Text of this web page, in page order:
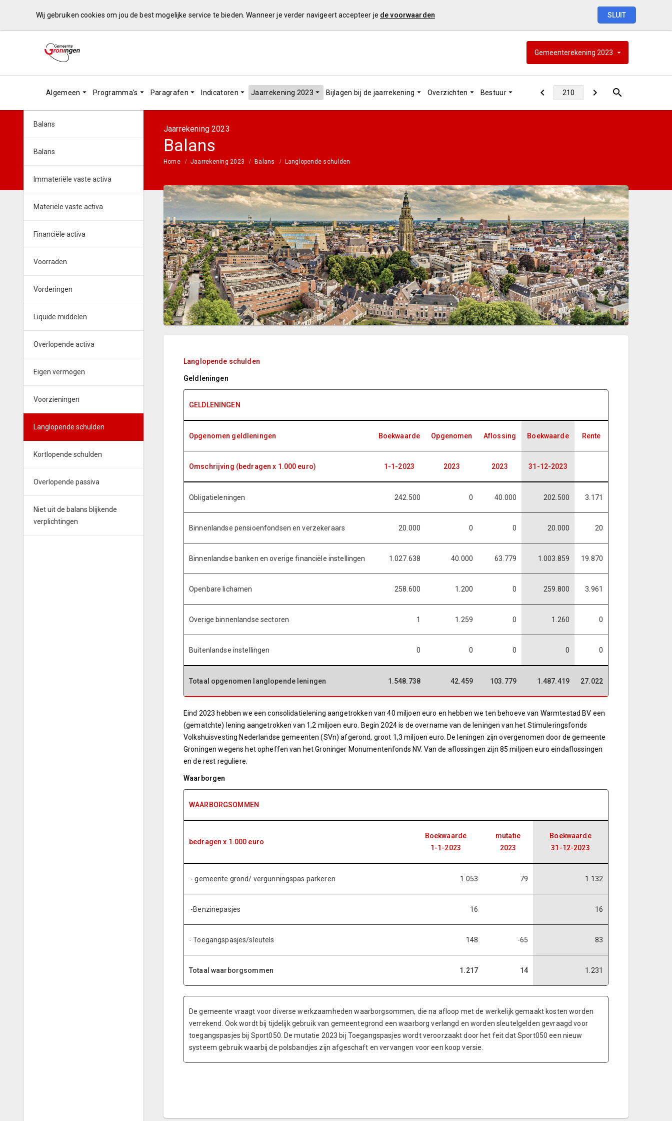
Wij gebruiken cookies om jou de best mogelijke service te bieden. Wanneer je verder navigeert accepteer je de voorwaarden SLUIT
Gemeenterekening 2023
Algemeen Programma's Paragrafen Indicatoren Jaarrekening 2023 Bijlagen bij de jaarrekening Overzichten Bestuur
Jaarrekening 2023
Balans
Home Jaarrekening 2023 Balans Langlopende schulden
Balans
Balans
Immateriële vaste activa
Materiële vaste activa
Financiële activa
Voorraden
Vorderingen
Liquide middelen
Overlopende activa
Eigen vermogen
Voorzieningen
Langlopende schulden
Kortlopende schulden
Overlopende passiva
Niet uit de balans blijkende
verplichtingen
Langlopende schulden
Geldleningen
GELDLENINGEN
Opgenomen geldleningen Boekwaarde Opgenomen Aflossing Boekwaarde Rente
Omschrijving (bedragen x 1.000 euro) 1-1-2023 2023 2023 31-12-2023
Obligatieleningen 242.500 0 40.000 202.500 3.171
Binnenlandse pensioenfondsen en verzekeraars 20.000 0 0 20.000 20
Binnenlandse banken en overige financiële instellingen 1.027.638 40.000 63.779 1.003.859 19.870
Openbare lichamen 258.600 1.200 0 259.800 3.961
Overige binnenlandse sectoren 1 1.259 0 1.260 0
Buitenlandse instellingen 0 0 0 0 0
Totaal opgenomen langlopende leningen 1.548.738 42.459 103.779 1.487.419 27.022
Eind 2023 hebben we een consolidatielening aangetrokken van 40 miljoen euro en hebben we ten behoeve van Warmtestad BV een
(gematchte) lening aangetrokken van 1,2 miljoen euro. Begin 2024 is de overname van de leningen van het Stimuleringsfonds
Volkshuisvesting Nederlandse gemeenten (SVn) afgerond, groot 1,3 miljoen euro. De leningen zijn overgenomen door de gemeente
Groningen wegens het opheffen van het Groninger Monumentenfonds NV. Van de aflossingen zijn 85 miljoen euro eindaflossingen
en de rest reguliere.
Waarborgen
WAARBORGSOMMEN
bedragen x 1.000 euro
Boekwaarde
1-1-2023
mutatie
2023
Boekwaarde
31-12-2023
- gemeente grond/ vergunningspas parkeren 1.053 79 1.132
-Benzinepasjes 16 16
- Toegangspasjes/sleutels 148 -65 83
Totaal waarborgsommen 1.217 14 1.231
De gemeente vraagt voor diverse werkzaamheden waarborgsommen, die na afloop met de werkelijk gemaakt kosten worden
verrekend. Ook wordt bij tijdelijk gebruik van gemeentegrond een waarborg verlangd en worden sleutelgelden gevraagd voor
toegangspasjes bij Sport050. De mutatie 2023 bij Toegangspasjes wordt veroorzaakt door het feit dat Sport050 een nieuw
systeem gebruik waarbij de polsbandjes zijn afgeschaft en vervangen voor een koop versie.